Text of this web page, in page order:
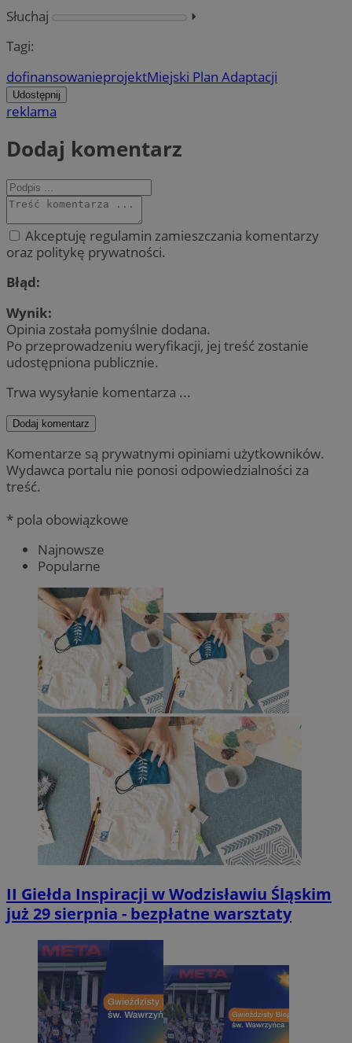
Słuchaj
⏵︎
Tagi:
dofinansowanieprojektMiejski Plan Adaptacji
Udostępnij
reklama
Dodaj komentarz
Akceptuję regulamin zamieszczania komentarzy
oraz politykę prywatności.
Błąd:
Wynik:
Opinia została pomyślnie dodana.
Po przeprowadzeniu weryfikacji, jej treść zostanie
udostępniona publicznie.
Trwa wysyłanie komentarza ...
Dodaj komentarz
Komentarze są prywatnymi opiniami użytkowników.
Wydawca portalu nie ponosi odpowiedzialności za
treść.
* pola obowiązkowe
Najnowsze
Popularne
II Giełda Inspiracji w Wodzisławiu Śląskim
już 29 sierpnia - bezpłatne warsztaty